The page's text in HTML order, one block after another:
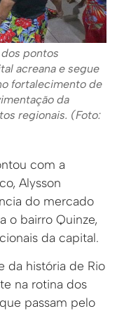
pontos
acreana e segue
fortalecimento de
da
regionais. (Foto:
com a
Alysson
do mercado
o bairro Quinze,
da capital.
da história de Rio
na rotina dos
passam pelo